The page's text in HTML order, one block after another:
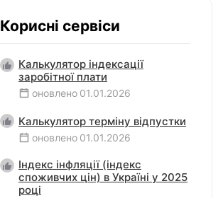
Корисні сервіси
Калькулятор індексації
заробітної плати
оновлено 01.01.2026
Калькулятор терміну відпустки
оновлено 01.01.2026
Індекс інфляції (індекс
споживчих цін) в Україні у 2025
році